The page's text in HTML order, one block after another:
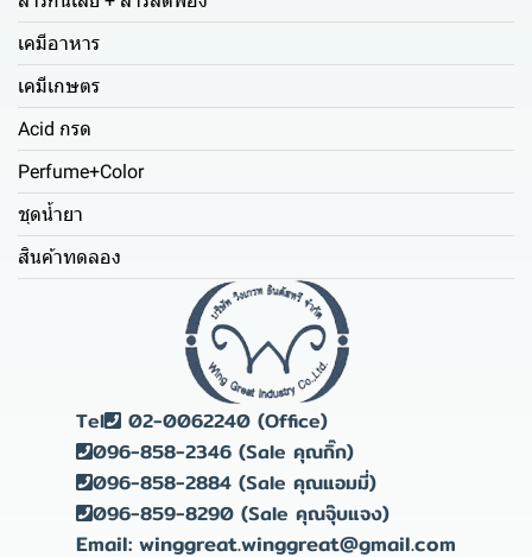
เคมีอาหาร
เคมีเกษตร
Acid กรด
Perfume+Color
ชุดน้ำยา
สินค้าทดลอง
Tel
02-0062240 (Office)
096-858-2346 (Sale คุณกิ๊ก)
096-858-2884 (Sale คุณแอมมี่)
096-859-8290 (Sale คุณจุ๊บแจง)
Email: winggreat.winggreat@gmail.com